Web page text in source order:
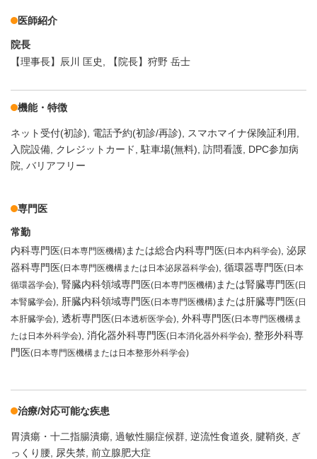
医師紹介
院長
【理事長】辰川 匡史, 【院長】狩野 岳士
機能・特徴
ネット受付(初診) 電話予約(初診/再診)
スマホマイナ保険証利用
入院設備 クレジットカード 駐車場(無料) 訪問看護 DPC参加病
院 バリアフリー
専門医
常勤
内科専門医(日本専門医機構)または総合内科専門医(日本内科学会) 泌尿
器科専門医(日本専門医機構または日本泌尿器科学会) 循環器専門医(日本
循環器学会) 腎臓内科領域専門医(日本専門医機構)または腎臓専門医(日
本腎臓学会)
肝臓内科領域専門医(日本専門医機構)または肝臓専門医(日
本肝臓学会) 透析専門医(日本透析医学会) 外科専門医(日本専門医機構ま
たは日本外科学会) 消化器外科専門医(日本消化器外科学会) 整形外科専
門医(日本専門医機構または日本整形外科学会)
治療/対応可能な疾患
胃潰瘍・十二指腸潰瘍 過敏性腸症候群 逆流性食道炎 腱鞘炎
ぎ
っくり腰
尿失禁 前立腺肥大症